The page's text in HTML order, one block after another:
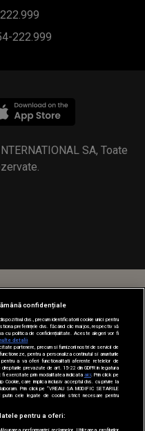
222.999
SA, Toate
confidențiale
dvs., precum identificatorii cookie unici pentru
preferințele dvs. făcând clic mai jos, respectiv vă
cu politica de confidențialitate. Aceste alegeri vor fi
detalii
partenere, precum si furnizorii nostri de servicii de
pentru a personaliza continutul si anunturile
a va oferi functionalitati aferente retelelor de
prevazute de art. 15-22 din GDPR in legatura
fi exercitate prin modalitatea indicataaici . Prin click pe
Cookie, care implica inclusiv acceptul dvs. cu privire la
Prin click pe “VREAU SA MODIFIC SETARILE
putin cele legate de cookie strict necesare pentru
pentru a oferi: